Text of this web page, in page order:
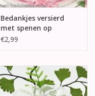
Bedankjes versierd
met spenen op
spiegeltjes
€2,99